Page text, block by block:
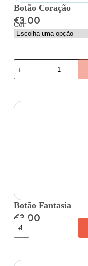
Botão Coração
€3.00
Cor
Botão Fantasia
€3.00